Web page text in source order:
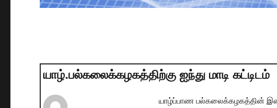
யாழ்.பல்கலைக்கழகத்திற்கு ஐந்து மாடி கட்டிடம்
யாழ்ப்பாண பல்கலைக்கழகத்தின்